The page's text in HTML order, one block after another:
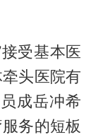
接受基本医
头医院有
成岳冲希
务的短板